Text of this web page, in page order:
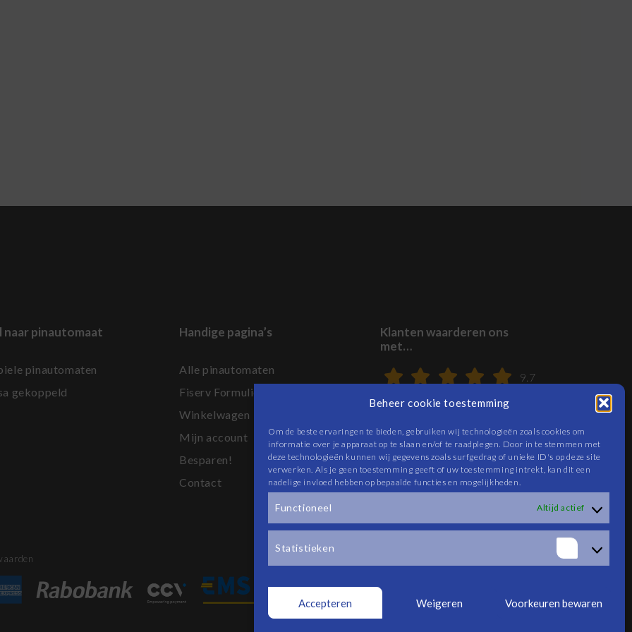
Beheer cookie toestemming
Om de beste ervaringen te bieden, gebruiken wij technologieën zoals cookies om
informatie over je apparaat op te slaan en/of te raadplegen. Door in te stemmen met
deze technologieën kunnen wij gegevens zoals surfgedrag of unieke ID's op deze site
verwerken. Als je geen toestemming geeft of uw toestemming intrekt, kan dit een
nadelige invloed hebben op bepaalde functies en mogelijkheden.
Functioneel Altijd actief
Statistieken
Accepteren Weigeren Voorkeuren bewaren
naar pinautomaat
pinautomaten
gekoppeld
Handige pagina’s
Alle pinautomaten
Fiserv Formulieren
Winkelwagen
Mijn account
Besparen!
Contact
Klanten waarderen ons
met…
9.7